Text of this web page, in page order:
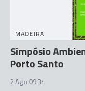
MADEIRA
Simpósio
Porto Santo
2 Ago 09:34